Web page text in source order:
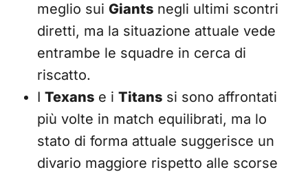
meglio sui Giants negli ultimi scontri
diretti, ma la situazione attuale vede
entrambe le squadre in cerca di
riscatto.
I Texans e i Titans si sono affrontati
più volte in match equilibrati, ma lo
stato di forma attuale suggerisce un
divario maggiore rispetto alle scorse